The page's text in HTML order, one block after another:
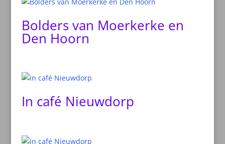
Bolders van Moerkerke en
Den Hoorn
In café Nieuwdorp